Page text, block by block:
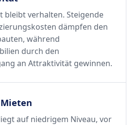
bleibt verhalten. Steigende
dämpfen den
während
durch den
an Attraktivität gewinnen.
auf niedrigem Niveau, vor